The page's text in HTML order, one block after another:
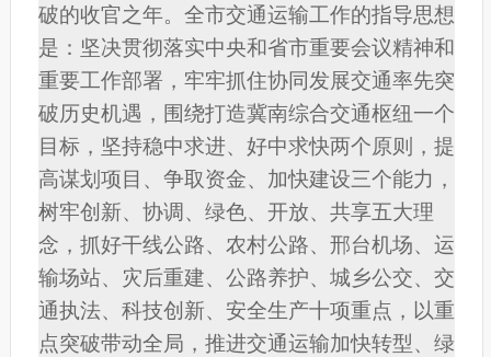
破的收官之年。全市交通运输工作的指导思想
是：坚决贯彻落实中央和省市重要会议精神和
重要工作部署，牢牢抓住协同发展交通率先突
破历史机遇，围绕打造冀南综合交通枢纽一个
目标，坚持稳中求进、好中求快两个原则，提
高谋划项目、争取资金、加快建设三个能力，
树牢创新、协调、绿色、开放、共享五大理
念，抓好干线公路、农村公路、邢台机场、运
输场站、灾后重建、公路养护、城乡公交、交
通执法、科技创新、安全生产十项重点，以重
点突破带动全局，推进交通运输加快转型、绿